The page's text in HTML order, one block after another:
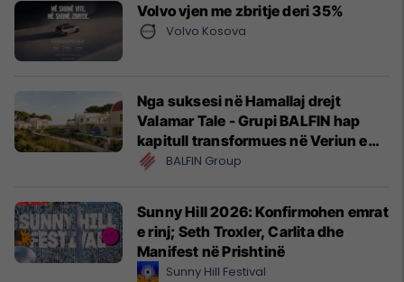
Volvo vjen me zbritje deri 35%
Volvo Kosova
Nga suksesi në Hamallaj drejt
Valamar Tale - Grupi BALFIN hap
kapitull transformues në Veriun e
Shqipërisë
BALFIN Group
Sunny Hill 2026: Konfirmohen emrat
e rinj; Seth Troxler, Carlita dhe
Manifest në Prishtinë
Sunny Hill Festival